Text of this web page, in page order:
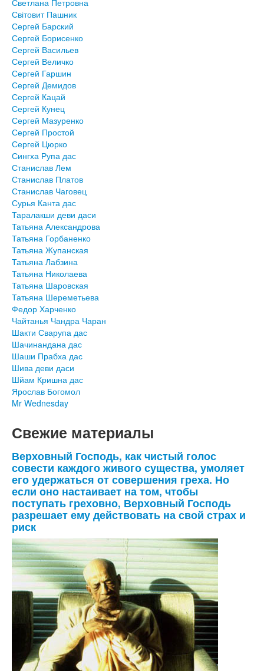
Світовит Пашник
Сергей Барский
Сергей Борисенко
Сергей Васильев
Сергей Величко
Сергей Гаршин
Сергей Демидов
Сергей Кацай
Сергей Кунец
Сергей Мазуренко
Сергей Простой
Сергей Цюрко
Сингха Рупа дас
Станислав Лем
Станислав Платов
Станислав Чаговец
Сурья Канта дас
Таралакши деви даси
Татьяна Александрова
Татьяна Горбаненко
Татьяна Жупанская
Татьяна Лабзина
Татьяна Николаева
Татьяна Шаровская
Татьяна Шереметьева
Федор Харченко
Чайтанья Чандра Чаран
Шакти Сварупа дас
Шачинандана дас
Шаши Прабха дас
Шива деви даси
Шйам Кришна дас
Ярослав Богомол
Mr Wednesday
Свежие материалы
Верховный Господь, как чистый голос
совести каждого живого существа, умоляет
его удержаться от совершения греха. Но
если оно настаивает на том, чтобы
поступать греховно, Верховный Господь
разрешает ему действовать на свой страх и
риск